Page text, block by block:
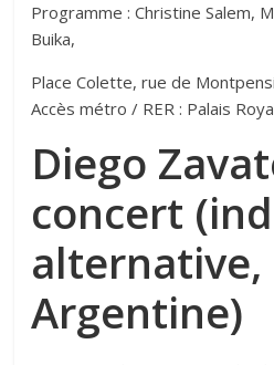
Programme : Christine Salem,
Buika,
Place Colette, rue de
Accès métro / RER : Palais
Diego
concert
alternative,
Argentine)